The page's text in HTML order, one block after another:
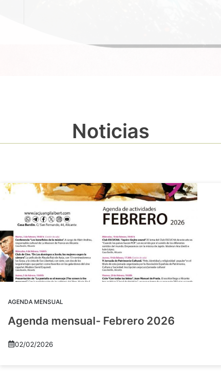
Noticias
AGENDA MENSUAL
Agenda mensual- Febrero 2026
02/02/2026